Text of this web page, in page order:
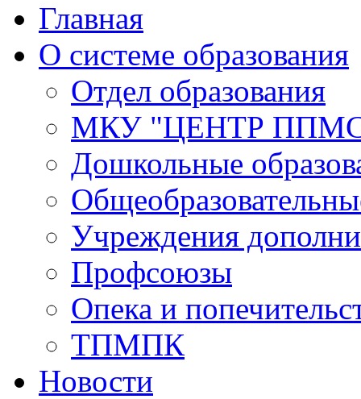
Главная
О системе образования
Отдел образования
МКУ "ЦЕНТР
Дошкольные
Учреждения
Профсоюзы
Опека и
ТПМПК
Новости